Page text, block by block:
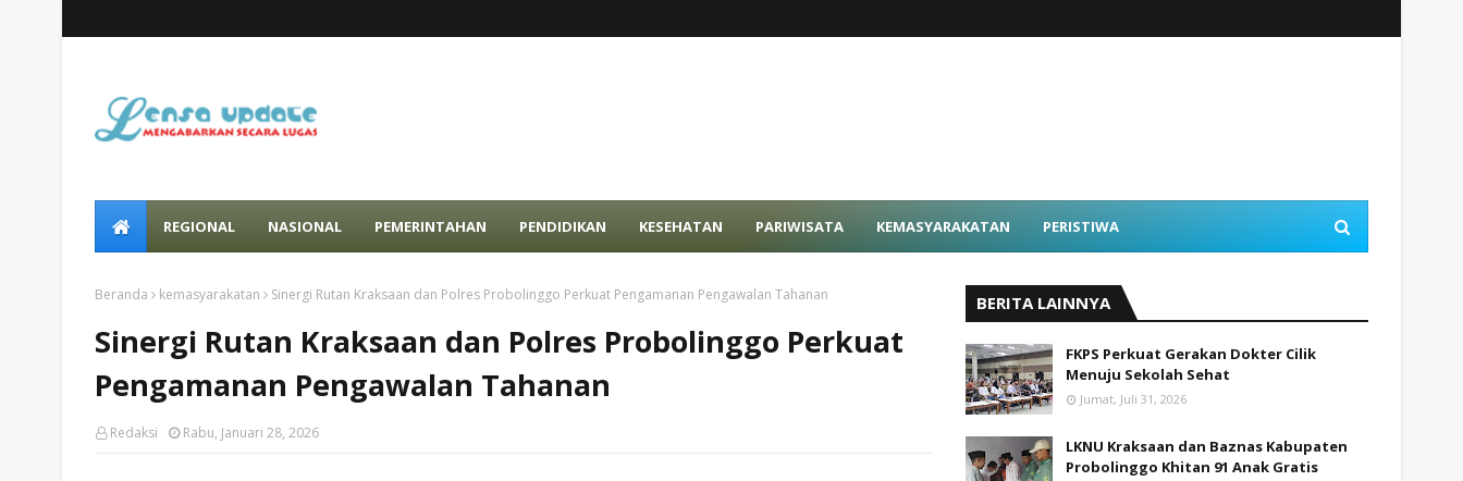
REGIONAL NASIONAL PEMERINTAHAN PENDIDIKAN KESEHATAN PARIWISATA KEMASYARAKATAN PERISTIWA
Beranda kemasyarakatan Sinergi Rutan Kraksaan dan Polres Probolinggo Perkuat Pengamanan Pengawalan Tahanan
Sinergi Rutan Kraksaan dan Polres Probolinggo Perkuat
Pengamanan Pengawalan Tahanan
Redaksi Rabu, Januari 28, 2026
BERITA LAINNYA
FKPS Perkuat Gerakan Dokter Cilik
Menuju Sekolah Sehat
Jumat, Juli 31, 2026
LKNU Kraksaan dan Baznas Kabupaten
Probolinggo Khitan 91 Anak Gratis